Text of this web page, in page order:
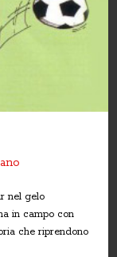
nel gelo
in campo con
che riprendono